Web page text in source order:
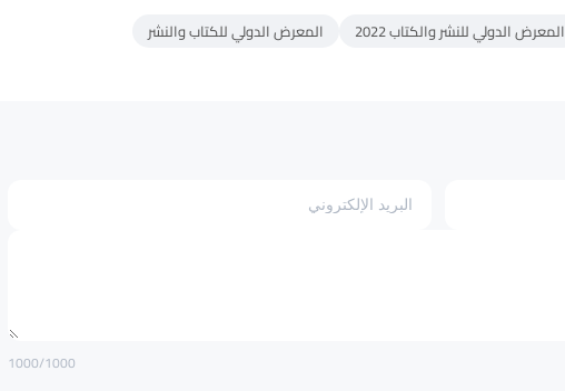
المعرض الدولي للنشر والكتاب 2022 المعرض الدولي للكتاب والنشر
1000/1000